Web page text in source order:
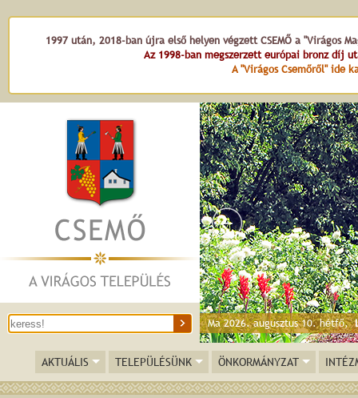
1997 után, 2018-ban újra első helyen végzett CSEMŐ a "Virágos
Az 1998-ban megszerzett európai bronz díj
A "Virágos Csemőről" ide
Ma 2026. augusztus 10. hétfő,
AKTUÁLIS TELEPÜLÉSÜNK ÖNKORMÁNYZAT